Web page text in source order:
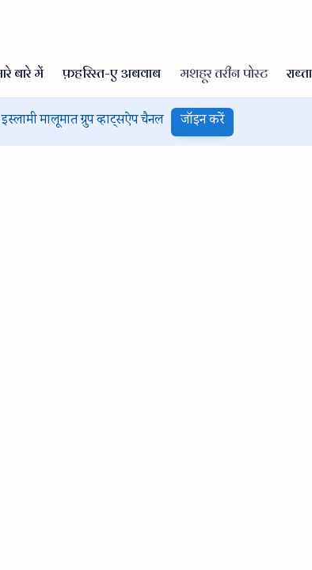
इस्लामी मालूमात ग्रुप व्हाट्सऐप चैनल जॉइन करें